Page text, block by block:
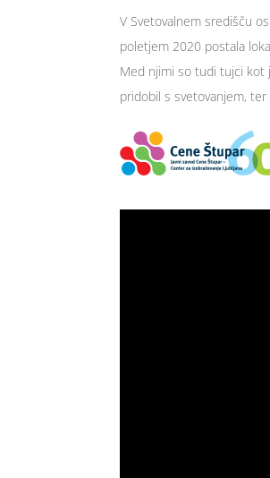
V Svetovalnem središču
poletjem 2020 postala
Med njimi so tudi tujci kot
pridobil s svetovanjem, ter